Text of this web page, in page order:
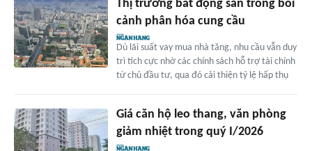
Thị trường bất động sản trong bối
cảnh phân hóa cung cầu
Dù lãi suất vay mua nhà tăng, nhu cầu vẫn duy
trì tích cực nhờ các chính sách hỗ trợ tài chính
từ chủ đầu tư, qua đó cải thiện tỷ lệ hấp thụ
Giá căn hộ leo thang, văn phòng
giảm nhiệt trong quý I/2026